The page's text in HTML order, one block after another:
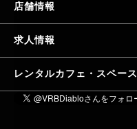
店舗情報
求人情報
レンタルカフェ・スペース